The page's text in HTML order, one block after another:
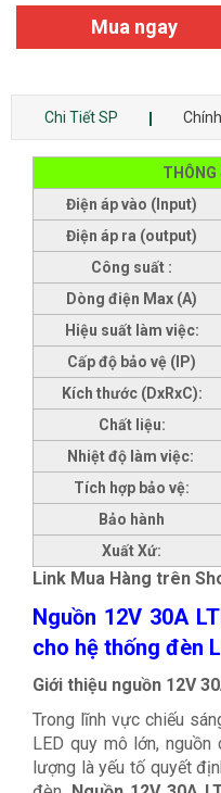
Mua ngay
Chi Tiết SP
THÔNG
Điện áp vào (Input)
Điện áp ra (output)
Công suất :
Dòng điện Max (A)
Hiệu suất làm việc:
Cấp độ bảo vệ (IP)
Kích thước (DxRxC):
Chất liệu:
Nhiệt độ làm việc:
Tích hợp bảo vệ:
Bảo hành
Xuất Xứ:
Link Mua Hàng trên
Nguồn 12V 30A
cho hệ thống đèn
Giới thiệu nguồn 12V
Trong lĩnh vực chiếu
LED quy mô lớn,
lượng là yếu tố quyết